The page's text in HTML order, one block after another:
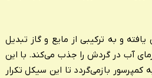
و به ترکیبی از مایع و گاز تبدیل
آب در گردش را جذب می‌کند. با این
بازمی‌گردد تا این سیکل تکرار